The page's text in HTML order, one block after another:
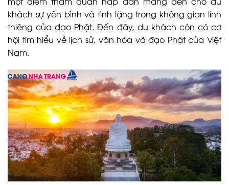
khách sự yên bình và tĩnh lặng trong không gian linh
thiêng của đạo Phật. Đến đây, du khách còn có cơ
hội tìm hiểu về lịch sử, văn hóa và đạo Phật của Việt
Nam.